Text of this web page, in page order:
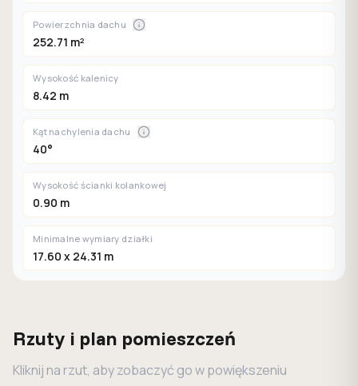
Powierzchnia dachu
252.71 m²
Wysokość kalenicy
8.42 m
Kąt nachylenia dachu
40°
Wysokość ścianki kolankowej
0.90 m
Minimalne wymiary działki
17.60 x 24.31 m
Rzuty i plan pomieszczeń
Kliknij na rzut, aby zobaczyć go w powiększeniu